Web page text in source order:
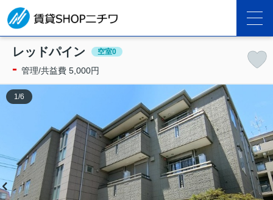
レッドパイン 空室0
- 管理/共益費 5,000円
1 /6